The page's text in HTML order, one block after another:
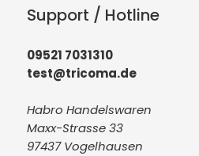
Support / Hotline
09521 7031310
test@tricoma.de
Habro Handelswaren
Maxx-Strasse 33
97437 Vogelhausen